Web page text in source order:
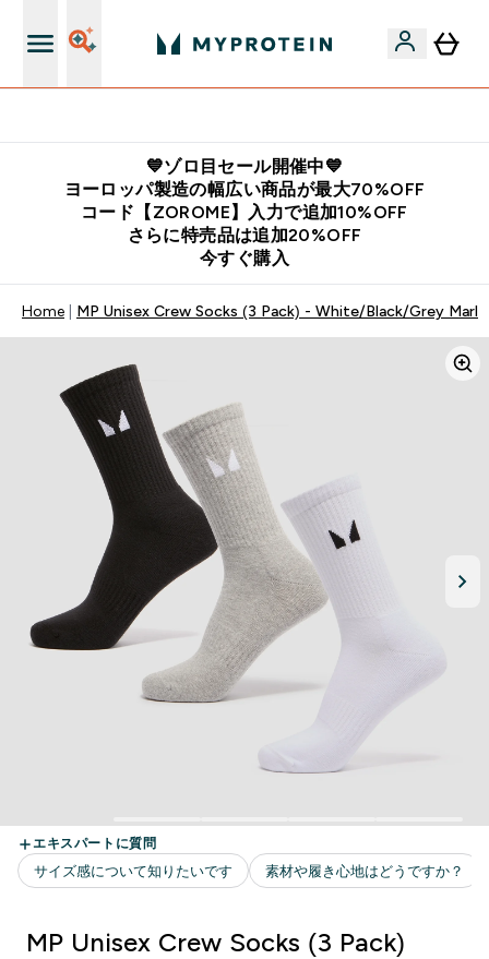
💙ゾロ目セール開催中💙
ヨーロッパ製造の幅広い商品が最大70%OFF
コード【ZOROME】入力で追加10%OFF
さらに特売品は追加20%OFF
今すぐ購入
Home MP Unisex Crew Socks (3 Pack) - White/Black/Grey Marl
MP Unisex Crew Socks (3 Pack)